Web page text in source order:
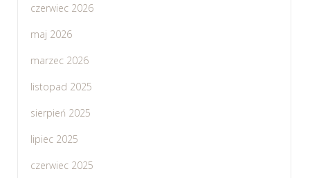
czerwiec 2026
maj 2026
marzec 2026
listopad 2025
sierpień 2025
lipiec 2025
czerwiec 2025